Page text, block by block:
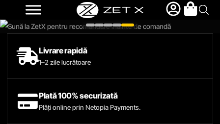
Livrare rapidă
1–2 zile lucrătoare
Plată 100% securizată
Plăți online prin Netopia Payments.